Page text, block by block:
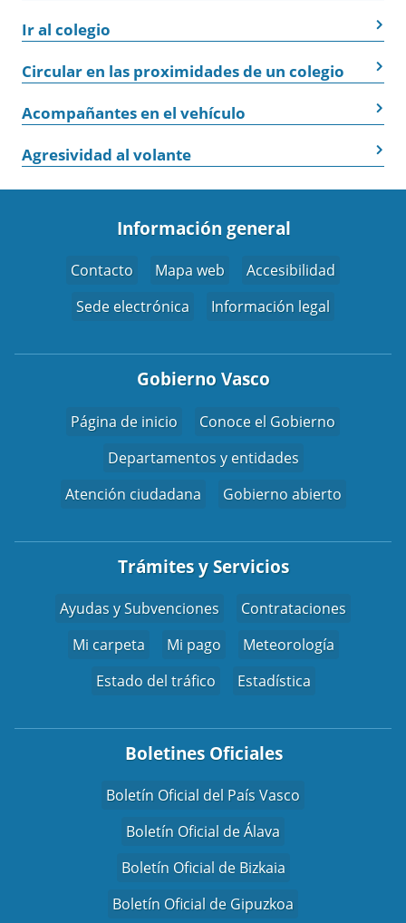
Ir al colegio
Circular en las proximidades de un colegio
Acompañantes en el vehículo
Agresividad al volante
Información general
Contacto Mapa web
Accesibilidad
Sede electrónica
Información legal
Gobierno Vasco
Página de inicio
Conoce el Gobierno
Departamentos y entidades
Atención ciudadana
Gobierno abierto
Trámites y Servicios
Ayudas y Subvenciones
Contrataciones
Mi carpeta
Mi pago
Meteorología
Estado del tráfico
Estadística
Boletines Oficiales
Boletín Oficial del País Vasco
Boletín Oficial de Álava
Boletín Oficial de Bizkaia
Boletín Oficial de Gipuzkoa